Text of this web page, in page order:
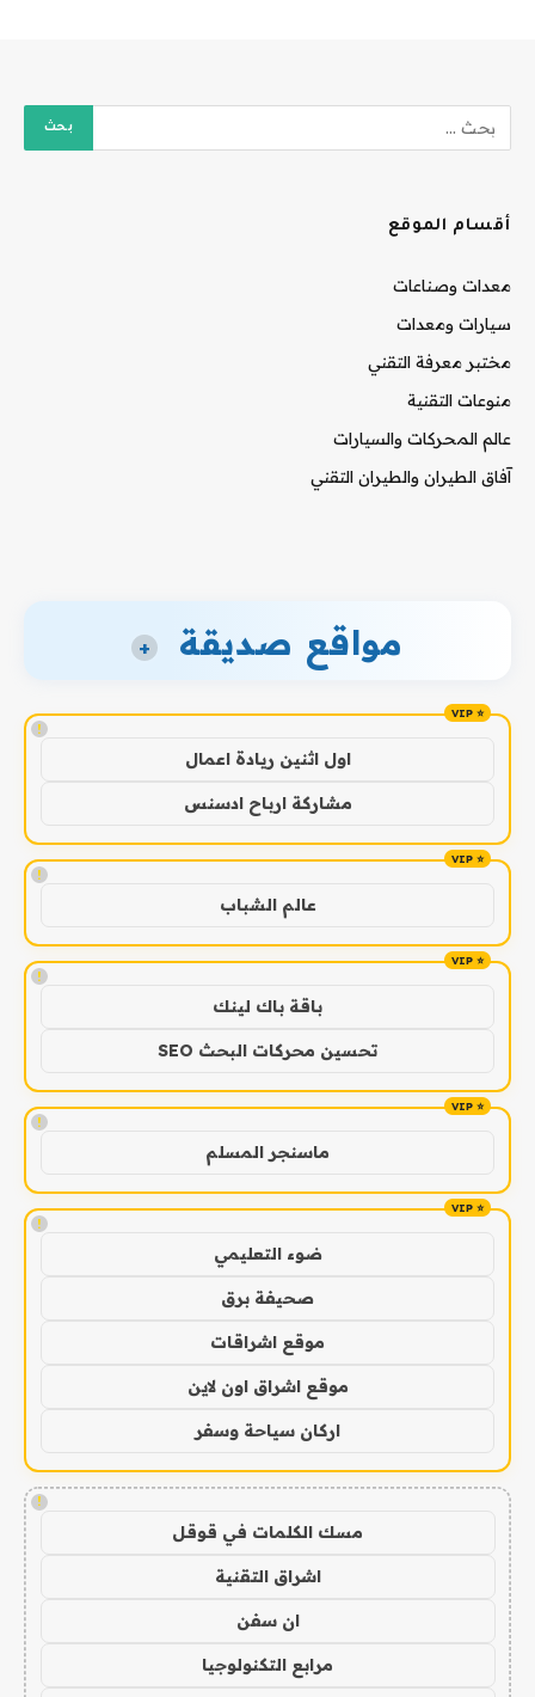
أقسام الموقع
معدات وصناعات
سيارات ومعدات
مختبر معرفة التقني
منوعات التقنية
عالم المحركات والسيارات
آفاق الطيران والطيران التقني
مواقع صديقة +
!
اول اثنين ريادة اعمال
مشاركة ارباح ادسنس
!
عالم الشباب
!
باقة باك لينك
تحسين محركات البحث SEO
!
ماسنجر المسلم
!
ضوء التعليمي
صحيفة برق
موقع اشراقات
موقع اشراق اون لاين
اركان سياحة وسفر
!
مسك الكلمات في قوقل
اشراق التقنية
ان سفن
مرابع التكنولوجيا